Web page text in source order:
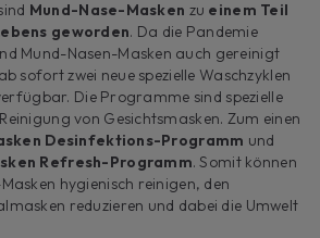
Mund-Nase-Masken zu einem Teil
geworden. Da die Pandemie
Mund-Nasen-Masken auch gereinigt
sofort zwei neue spezielle Waschzyklen
Die Programme sind spezielle
von Gesichtsmasken. Zum einen
Desinfektions-Programm und
Refresh-Programm. Somit können
hygienisch reinigen, den
reduzieren und dabei die Umwelt